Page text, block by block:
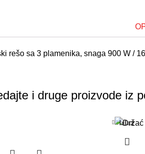
rešo sa 3 plamenika, snaga 900 W /
i druge proizvode iz
Izlaz